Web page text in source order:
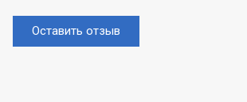
Оставить отзыв